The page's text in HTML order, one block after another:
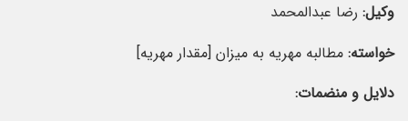
وکیل: رضا عبدالمحمد
خواسته: مطالبه مهریه به میزان [مقدار مهریه]
دلایل و منضمات: